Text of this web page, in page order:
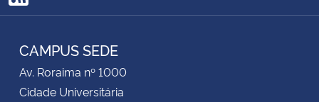
RSS
CAMPUS SEDE
Av. Roraima nº 1000
Cidade Universitária